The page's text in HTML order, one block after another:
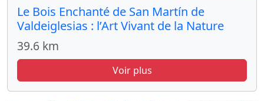
Le Bois Enchanté de San Martín de
Valdeiglesias : l’Art Vivant de la Nature
39.6 km
Voir plus